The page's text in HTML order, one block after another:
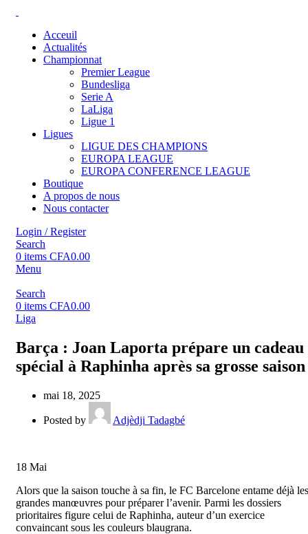
Acceuil
Actualités
Championnat
Premier League
Bundesliga
Serie A
LaLiga
Ligue 1
Ligues
LIGUE DES CHAMPIONS
EUROPA LEAGUE
EUROPA CONFERENCE LEAGUE
Boutique
A propos de nous
Nous contacter
Login / Register
Search
0 items CFA0.00
Menu
Search
0 items CFA0.00
Liga
Barça : Joan Laporta prépare un cadeau
spécial à Raphinha après sa grosse saison
mai 18, 2025
Posted by Adjèdji Tadagbé
18 Mai
Alors que la saison touche à sa fin, le FC Barcelone entame déjà les
grandes manœuvres pour préparer l’avenir. Parmi les dossiers
prioritaires figure celui de Raphinha, auteur d’un exercice
convaincant sous les couleurs blaugrana.